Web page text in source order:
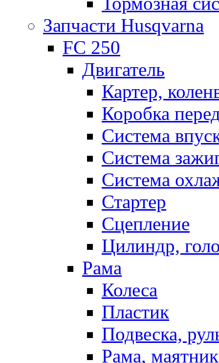
Запчасти Husqvarna
FC 250
Двигатель
Картер,
Коробка
Система
Система
Система
Стартер
Сцепление
Цилиндр,
Рама
Колеса
Пластик
Подвеска,
Рама, маятник